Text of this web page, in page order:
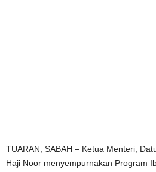
TUARAN, SABAH – Ketua Menteri,
Haji Noor menyempurnakan Program